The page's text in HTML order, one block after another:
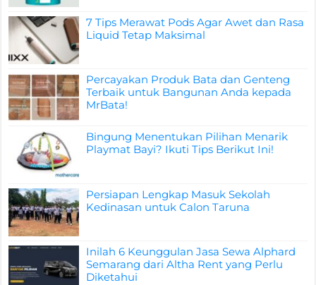
7 Tips Merawat Pods Agar Awet dan Rasa
Liquid Tetap Maksimal
Percayakan Produk Bata dan Genteng
Terbaik untuk Bangunan Anda kepada
MrBata!
Bingung Menentukan Pilihan Menarik
Playmat Bayi? Ikuti Tips Berikut Ini!
Persiapan Lengkap Masuk Sekolah
Kedinasan untuk Calon Taruna
Inilah 6 Keunggulan Jasa Sewa Alphard
Semarang dari Altha Rent yang Perlu
Diketahui